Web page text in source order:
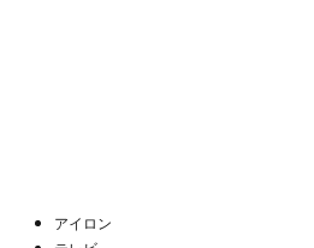
アイロン